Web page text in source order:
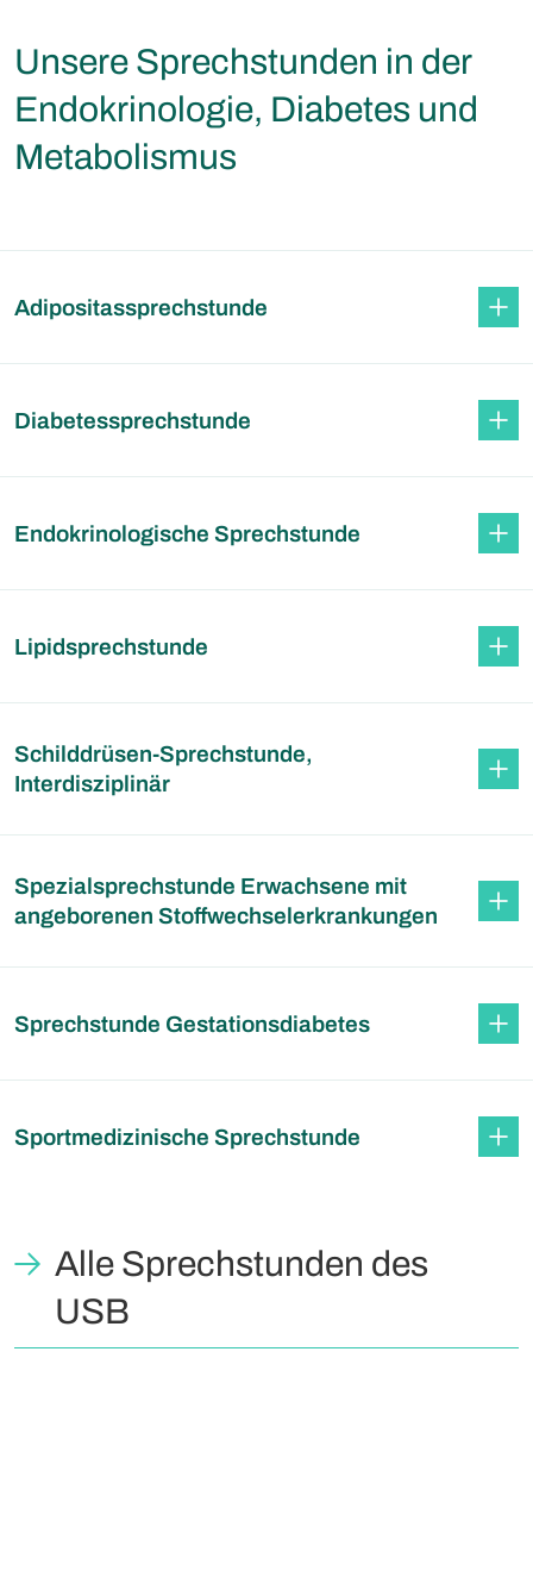
Unsere Sprechstunden in der
Endokrinologie, Diabetes und
Metabolismus
Adipositassprechstunde
Diabetessprechstunde
Endokrinologische Sprechstunde
Lipidsprechstunde
Schilddrüsen-Sprechstunde,
Interdisziplinär
Spezialsprechstunde Erwachsene mit
angeborenen Stoffwechselerkrankungen
Sprechstunde Gestationsdiabetes
Sportmedizinische Sprechstunde
Alle Sprechstunden des
USB